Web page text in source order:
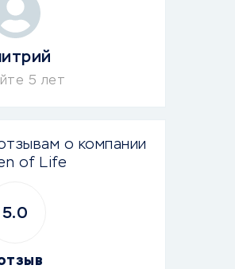
5 лет
о компании
of Life
5.0